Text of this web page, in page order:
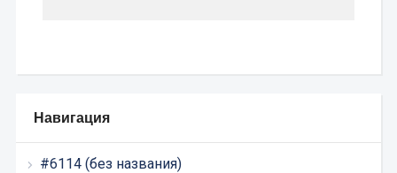
Навигация
#6114 (без названия)